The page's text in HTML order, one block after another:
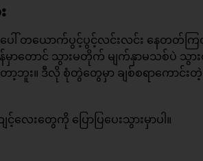
ေါ် တယောက်ပွင့်ပွင့်လင်းလင်း နေတတ်
မှာတောင် သွားမတိုက် မျက်နှာမသစ်ပဲ
း။ ဒီလို စုံတွဲတွေမှာ ချစ်စရာကောင်
းတွေကို ပြောပြပေးသွားမှာပါ။